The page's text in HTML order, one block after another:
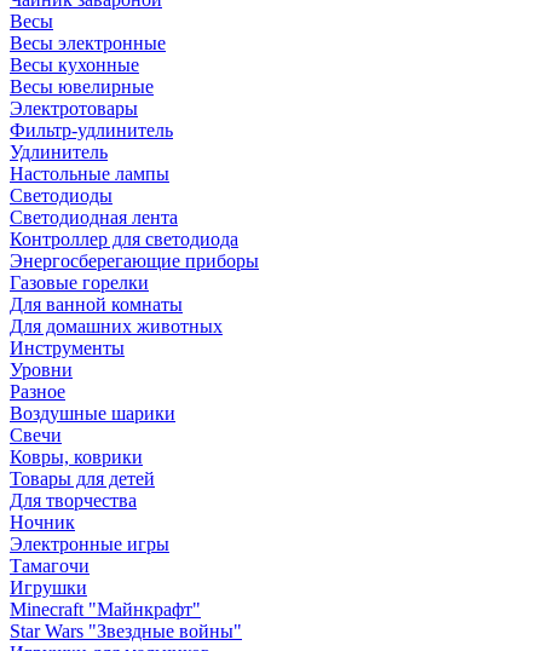
Весы
Весы электронные
Весы кухонные
Весы ювелирные
Электротовары
Фильтр-удлинитель
Удлинитель
Настольные лампы
Светодиоды
Светодиодная лента
Контроллер для светодиода
Энергосберегающие приборы
Газовые горелки
Для ванной комнаты
Для домашних животных
Инструменты
Уровни
Разное
Воздушные шарики
Свечи
Ковры, коврики
Товары для детей
Для творчества
Ночник
Электронные игры
Тамагочи
Игрушки
Minecraft "Майнкрафт"
Star Wars "Звездные войны"